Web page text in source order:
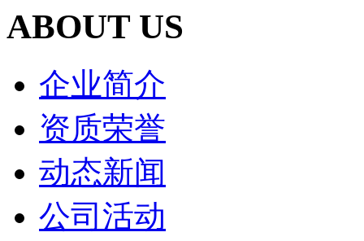
ABOUT US
企业简介
资质荣誉
动态新闻
公司活动